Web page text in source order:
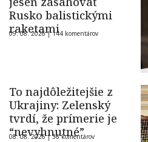
Rusko balistickými
raketami
09. 08. 2026 |144 komentárov
To najdôležitejšie z
Ukrajiny: Zelenský
tvrdí, že prímerie je
“nevyhnutné”
08. 08. 2026 |36 komentárov